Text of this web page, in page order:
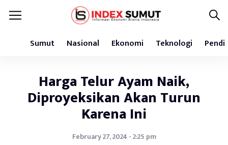
Sumut Nasional Ekonomi Teknologi
Harga Telur Ayam Naik,
Diproyeksikan Akan Turun
Karena Ini
February 27, 2024 - 2:25 pm